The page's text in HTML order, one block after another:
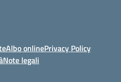
Albo onlinePrivacy Policy
Note legali